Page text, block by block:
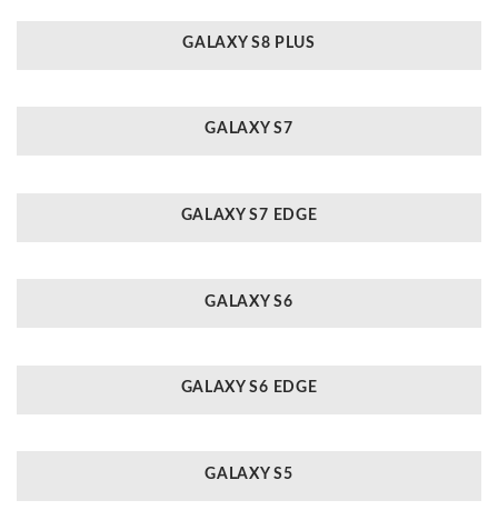
GALAXY S8 PLUS
GALAXY S7
GALAXY S7 EDGE
GALAXY S6
GALAXY S6 EDGE
GALAXY S5